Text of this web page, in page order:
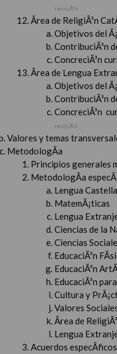
revisiÃ³n
Ãrea de ReligiÃ³n
Objetivos del
ContribuciÃ³n
ConcreciÃ³n
Ãrea de Lengua
Objetivos del
ContribuciÃ³n
ConcreciÃ³n
revisiÃ³n
Valores y temas
MetodologÃ­a
Principios generales
MetodologÃ­a
Lengua
MatemÃ¡ticas
Lengua
Ciencias de la
Ciencias
EducaciÃ³n
EducaciÃ³n
EducaciÃ³n
Cultura y
Valores
Ãrea de
Lengua
Acuerdos